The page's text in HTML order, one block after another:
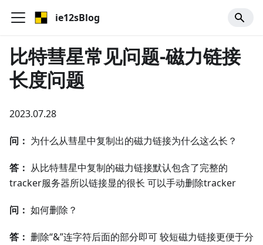
ie12sBlog
比特彗星常见问题-磁力链接
长度问题
2023.07.28
问： 为什么从彗星中复制出的磁力链接为什么这么长？
答： 从比特彗星中复制的磁力链接默认包含了完整的
tracker服务器所以链接显的很长 可以手动删除tracker
问： 如何删除？
答： 删除“&”连字符后面的部分即可 较短磁力链接更便于分